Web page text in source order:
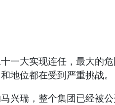
大实现连任，最大的
地位都在受到严重挑战。
瑞，整个集团已经被